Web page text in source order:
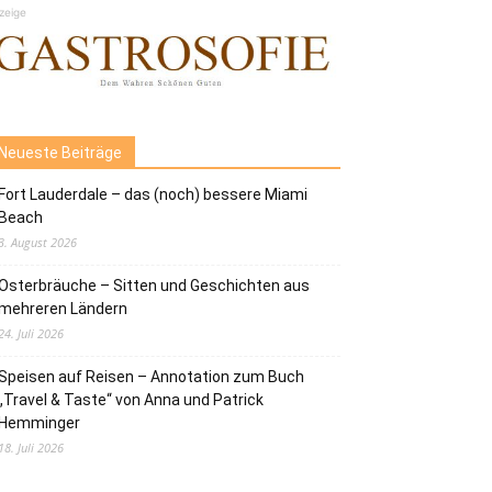
Beiträge
Lauderdale – das (noch) bessere Miami
August 2026
– Sitten und Geschichten aus
Ländern
Juli 2026
auf Reisen – Annotation zum Buch
& Taste“ von Anna und Patrick
Juli 2026